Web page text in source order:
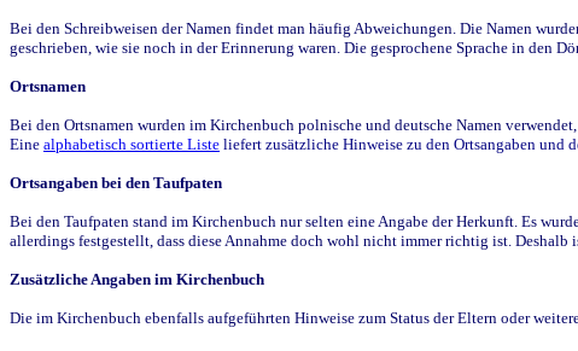
Bei den Schreibweisen der Namen findet man häufig Abweichungen. Die Namen
geschrieben, wie sie noch in der Erinnerung waren. Die gesprochene Sprache in den
Ortsnamen
Bei den Ortsnamen wurden im Kirchenbuch polnische und deutsche Namen
Eine alphabetisch sortierte Liste liefert zusätzliche Hinweise zu den Ortsangaben und
Ortsangaben bei den Taufpaten
Bei den Taufpaten stand im Kirchenbuch nur selten eine Angabe der Herkunft. Es
allerdings festgestellt, dass diese Annahme doch wohl nicht immer richtig ist. Deshalb
Zusätzliche Angaben im Kirchenbuch
Die im Kirchenbuch ebenfalls aufgeführten Hinweise zum Status der Eltern oder